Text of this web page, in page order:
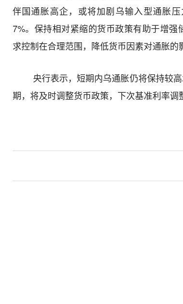
伴国通胀高企，或将加剧乌输入型通胀
7%。保持相对紧缩的货币政策有助于增
求控制在合理范围，降低货币因素对通胀的
央行表示，短期内乌通胀仍将保持较
期，将及时调整货币政策，下次基准利率调